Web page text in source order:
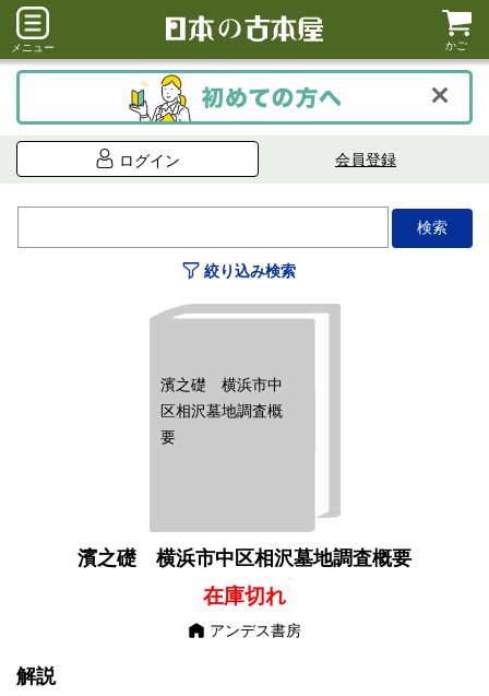
メニュー かご
ログイン 会員登録
絞り込み検索
濱之礎 横浜市中
区相沢墓地調査概
要
濱之礎 横浜市中区相沢墓地調査概要
在庫切れ
アンデス書房
解説